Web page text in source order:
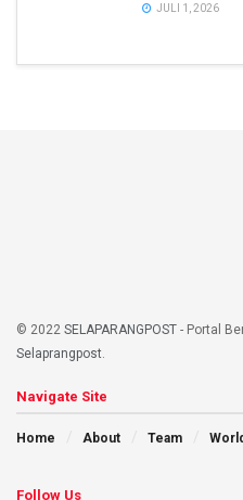
JULI 1, 2026
© 2022 SELAPARANGPOST - Portal
Selaprangpost.
Navigate Site
Home About Team World
Follow Us